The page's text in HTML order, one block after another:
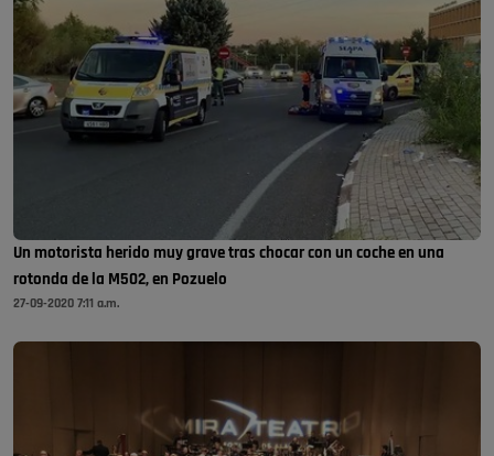
Un motorista herido muy grave tras chocar con un coche en una
rotonda de la M502, en Pozuelo
27-09-2020 7:11 a.m.